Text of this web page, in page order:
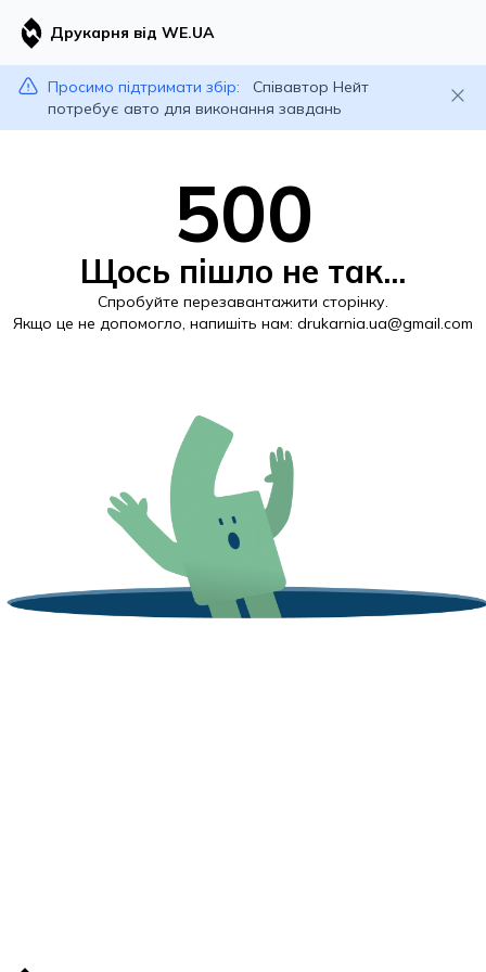
Друкарня від WE.UA
Просимо підтримати збір:
Співавтор Нейт
потребує авто для виконання завдань
500
Щось пішло не так...
Спробуйте перезавантажити сторінку.
Якщо це не допомогло, напишіть нам: drukarnia.ua@gmail.com